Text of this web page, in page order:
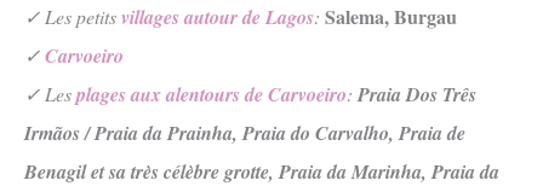
✓ Les petitsvillages autour de Lagos: Salema,Burgau
✓Carvoeiro
✓ Lesplages aux alentours de Carvoeiro: Praia Dos Três
Irmãos / Praia da Prainha,Praia do Carvalho,Praia de
Benagil et sa très célèbre grotte,Praia da Marinha,Praia da